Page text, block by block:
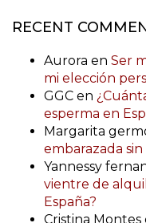
RECENT
Aurora en Ser
mi elección
GGC en
esperma en
Margarita
embarazada
Yannessy
vientre de
España?
Cristina Montes